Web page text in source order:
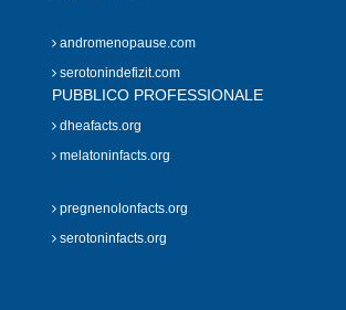
andromenopause.com
serotonindefizit.com
PUBBLICO PROFESSIONALE
dheafacts.org
melatoninfacts.org
pregnenolonfacts.org
serotoninfacts.org